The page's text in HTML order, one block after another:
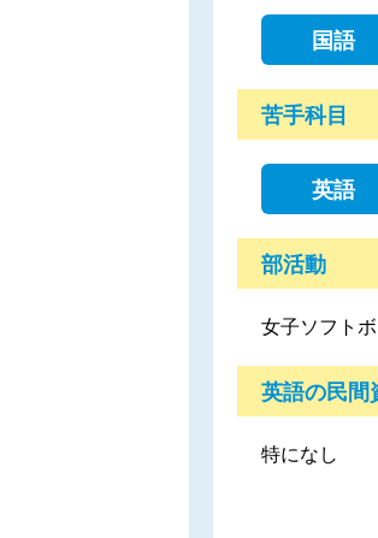
国語
苦手科目
英語
部活動
女子ソフト
英語の民間
特になし